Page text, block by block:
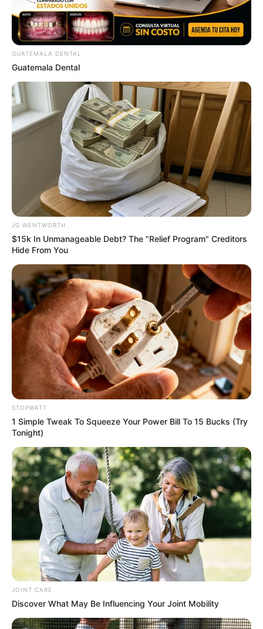
Why this ordinary drink is the secret to feeling your
best every day
CTA FAVORITE
Why this ordinary drink is the secret to feeling your
best every day
CTA FAVORITE
To Steamy To Stream? Not For The Bridgertons! 9
Must-See Scenes
BRAINBERRIES
GUATEMALA DENTAL
Guatemala Dental
JG WENTWORTH
$15k In Unmanageable Debt? The "Relief Program" Creditors
Hide From You
STOPWATT
1 Simple Tweak To Squeeze Your Power Bill To 15 Bucks (Try
Tonight)
JOINT CARE
Discover What May Be Influencing Your Joint Mobility